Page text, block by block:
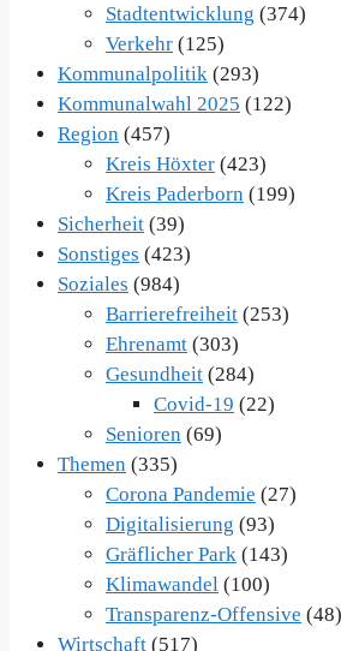
Stadtentwicklung (374)
Verkehr (125)
Kommunalpolitik (293)
Kommunalwahl 2025 (122)
Region (457)
Kreis Höxter (423)
Kreis Paderborn (199)
Sicherheit (39)
Sonstiges (423)
Soziales (984)
Barrierefreiheit (253)
Ehrenamt (303)
Gesundheit (284)
Covid-19 (22)
Senioren (69)
Themen (335)
Corona Pandemie (27)
Digitalisierung (93)
Gräflicher Park (143)
Klimawandel (100)
Transparenz-Offensive (48)
Wirtschaft (517)